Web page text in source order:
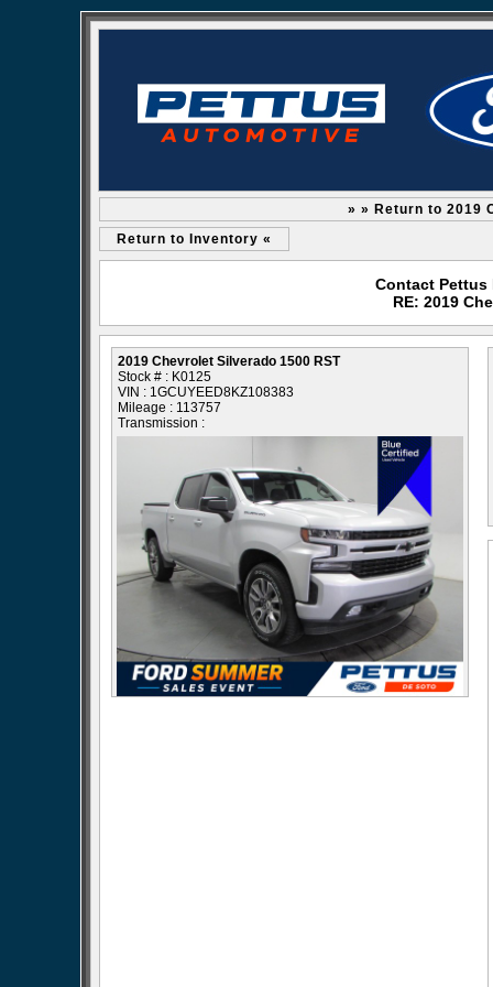
» » Return to 2019
Return to Inventory «
Contact Pettus
RE: 2019
2019 Chevrolet Silverado 1500 RST
Stock # : K0125
VIN : 1GCUYEED8KZ108383
Mileage : 113757
Transmission :